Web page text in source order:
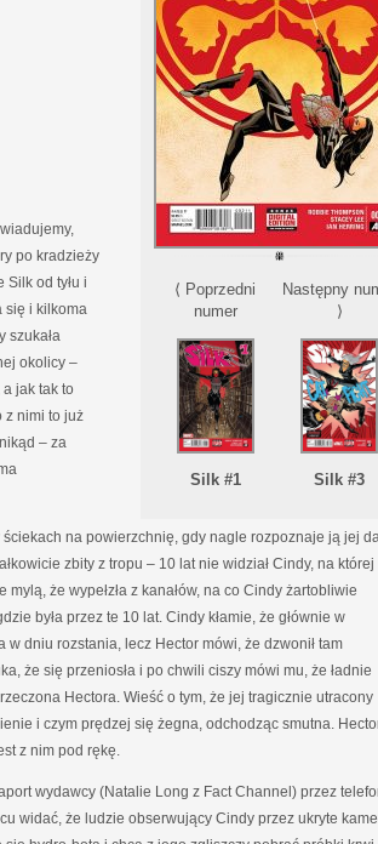
⟨ Poprzedni
numer
Silk #1
Następny
⟩
Silk #3
po kradzieży
Silk od tyłu i
się i kilkoma
szukała
okolicy –
jak tak to
z nimi to już
– za
na powierzchnię, gdy nagle rozpoznaje ją jej
zbity z tropu – 10 lat nie widział Cindy, na której
że wypełzła z kanałów, na co Cindy żartobliwie
była przez te 10 lat. Cindy kłamie, że głównie w
w dniu rozstania, lecz Hector mówi, że dzwonił tam
że się przeniosła i po chwili ciszy mówi mu, że ładnie
Hectora. Wieść o tym, że jej tragicznie utracony
i czym prędzej się żegna, odchodząc smutna.
z nim pod rękę.
wydawcy (Natalie Long z Fact Channel) przez
widać, że ludzie obserwujący Cindy przez ukryte